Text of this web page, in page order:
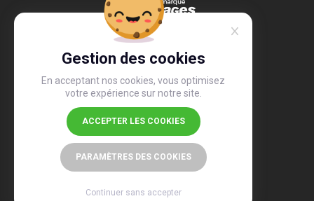
Gestion des cookies
En acceptant nos cookies, vous optimisez
votre expérience sur notre site.
ACCEPTER LES COOKIES
PARAMÈTRES DES COOKIES
Continuer sans accepter
4,4